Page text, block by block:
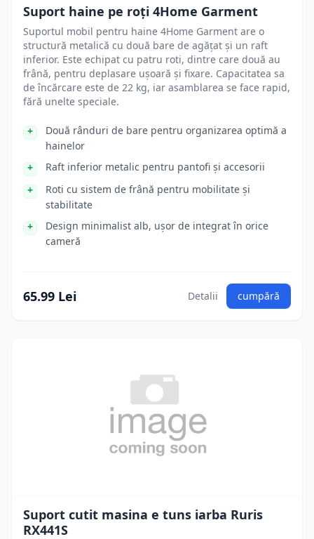
Suport haine pe roți 4Home Garment
Suportul mobil pentru haine 4Home Garment are o
structură metalică cu două bare de agățat și un raft
inferior. Este echipat cu patru roti, dintre care două au
frână, pentru deplasare ușoară și fixare. Capacitatea sa
de încărcare este de 22 kg, iar asamblarea se face rapid,
fără unelte speciale.
Două rânduri de bare pentru organizarea optimă a
hainelor
Raft inferior metalic pentru pantofi și accesorii
Roti cu sistem de frână pentru mobilitate și
stabilitate
Design minimalist alb, ușor de integrat în orice
cameră
65.99 Lei Detalii cumpără
Suport cutit masina e tuns iarba Ruris
RX441S